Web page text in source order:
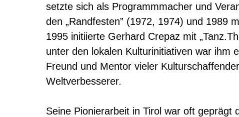
setzte sich als Programmmacher und
den „Randfesten” (1972, 1974) und 1989
1995 initiierte Gerhard Crepaz mit
unter den lokalen Kulturinitiativen war ihm
Freund und Mentor vieler
Weltverbesserer.
Seine Pionierarbeit in Tirol war oft geprägt